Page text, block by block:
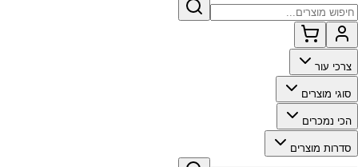
צרכי עור
סוגי מוצרים
הכי נמכרים
סדרות מוצרים